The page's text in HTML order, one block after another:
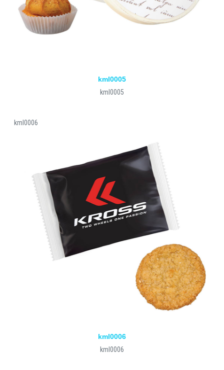
kml0005
kml0005
kml0006
kml0006
kml0006